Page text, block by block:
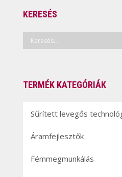
KERESÉS
TERMÉK KATEGÓRIÁK
Sűrített levegős
Áramfejlesztők
Fémmegmunkálás